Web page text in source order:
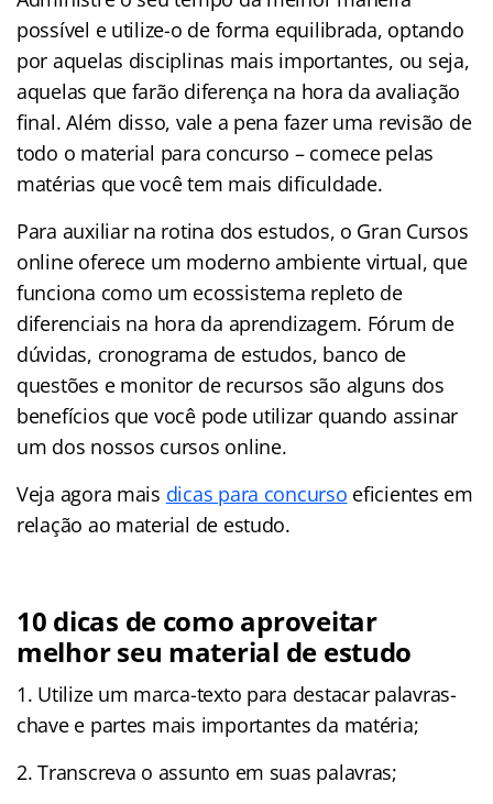
possível e utilize-o de forma equilibrada, optando
por aquelas disciplinas mais importantes, ou seja,
aquelas que farão diferença na hora da avaliação
final. Além disso, vale a pena fazer uma revisão de
todo o material para concurso – comece pelas
matérias que você tem mais dificuldade.
Para auxiliar na rotina dos estudos, o Gran Cursos
online oferece um moderno ambiente virtual, que
funciona como um ecossistema repleto de
diferenciais na hora da aprendizagem. Fórum de
dúvidas, cronograma de estudos, banco de
questões e monitor de recursos são alguns dos
benefícios que você pode utilizar quando assinar
um dos nossos cursos online.
Veja agora mais dicas para concurso eficientes em
relação ao material de estudo.
10 dicas de como aproveitar
melhor seu material de estudo
1. Utilize um marca-texto para destacar palavras-
chave e partes mais importantes da matéria;
2. Transcreva o assunto em suas palavras;